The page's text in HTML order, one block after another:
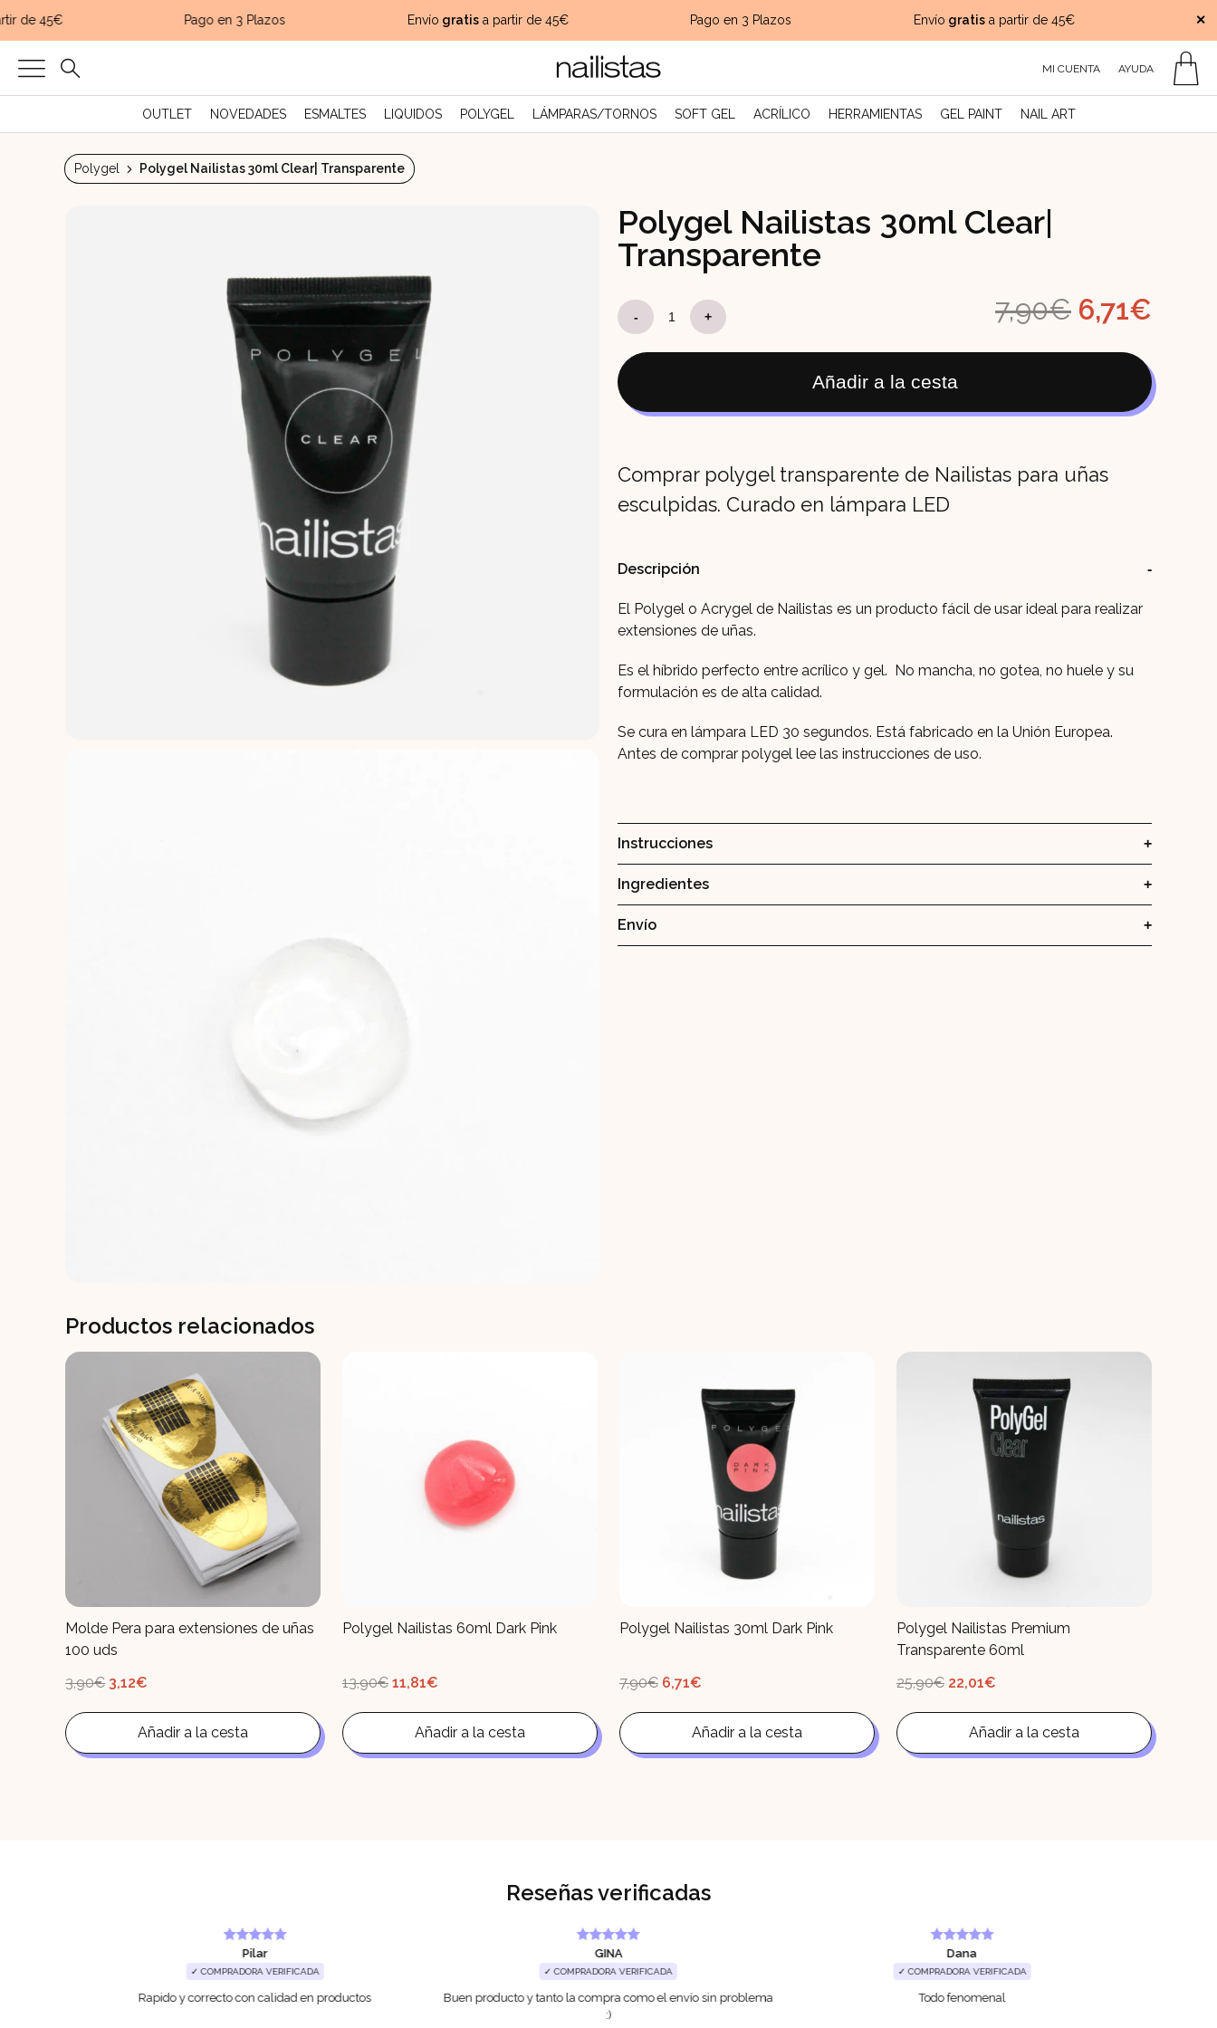
de 45€ Pago en 3 Plazos Envíogratisa partir de 45€ Pago en 3 Plazos Envíogratisa partir de 45€ ✕
MI CUENTA AYUDA
OUTLET NOVEDADES ESMALTES LIQUIDOS POLYGEL LÁMPARAS/TORNOS SOFT GEL ACRÍLICO HERRAMIENTAS GEL PAINT NAIL ART
Polygel Polygel Nailistas 30ml Clear| Transparente
Polygel Nailistas 30ml Clear|
Transparente
7,90€ El
precio
original
7,90€.
6,71€
-
Polygel
Nailistas
30ml
Clear|
Transparente
cantidad
+
Añadir a la cesta
Comprar polygel transparente de Nailistas para uñas
esculpidas. Curado en lámpara LED
Descripción
El Polygel o Acrygel de Nailistas es un producto fácil de usar ideal para realizar
extensiones de uñas.
Es el híbrido perfecto entre acrílico y gel. No mancha, no gotea, no huele y su
formulación es de alta calidad.
Se cura en lámpara LED 30 segundos. Está fabricado en la Unión Europea.
Antes de comprar polygel lee las instrucciones de uso.
Instrucciones
Ingredientes
Envío
Productos relacionados
Molde Pera para extensiones de uñas
100 uds
3,90€ El
precio
era:
3,90€.
3,12€
es:
3,12€.
Añadir a la cesta
Polygel Nailistas 60ml Dark Pink
13,90€ El
precio
era:
13,90€.
11,81€
es:
11,81€.
Añadir a la cesta
Polygel Nailistas 30ml Dark Pink
7,90€ El
precio
era:
7,90€.
6,71€
es:
6,71€.
Añadir a la cesta
Polygel Nailistas Premium
Transparente 60ml
25,90€ El
precio
era:
25,90€.
22,01€
es:
22,01€.
Añadir a la cesta
Reseñas verificadas
Pilar
✓ COMPRADORA VERIFICADA
Rapido y correcto con calidad en productos
GINA
✓ COMPRADORA VERIFICADA
Buen producto y tanto la compra como el envío sin problema
:)
Dana
✓ COMPRADORA VERIFICADA
Todo fenomenal